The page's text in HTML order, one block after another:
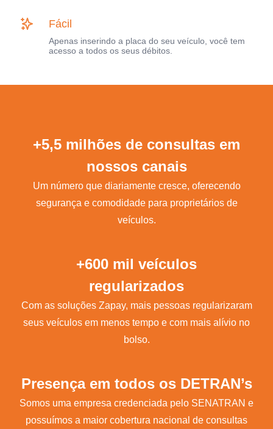
Fácil
Apenas inserindo a placa do seu veículo, você tem
acesso a todos os seus débitos.
+5,5 milhões de consultas em
nossos canais
Um número que diariamente cresce, oferecendo
segurança e comodidade para proprietários de
veículos.
+600 mil veículos
regularizados
Com as soluções Zapay, mais pessoas regularizaram
seus veículos em menos tempo e com mais alívio no
bolso.
Presença em todos os DETRAN’s
Somos uma empresa credenciada pelo SENATRAN e
possuímos a maior cobertura nacional de consultas